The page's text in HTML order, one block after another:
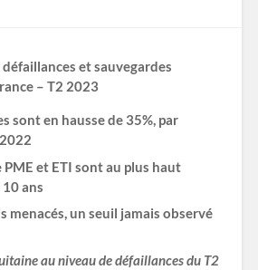
défaillances et sauvegardes
– T2 2023
sont en hausse de 35%, par
PME et ETI sont au plus haut
ans
menacés, un seuil jamais observé
au niveau de défaillances du T2